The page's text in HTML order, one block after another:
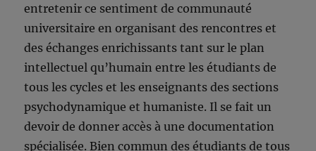
entretenir ce sentiment de communauté
universitaire en organisant des rencontres et
des échanges enrichissants tant sur le plan
intellectuel qu’humain entre les étudiants de
tous les cycles et les enseignants des sections
psychodynamique et humaniste. Il se fait un
devoir de donner accès à une documentation
spécialisée. Bien commun des étudiants de tous